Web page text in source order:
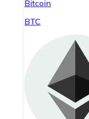
Bitcoin
BTC